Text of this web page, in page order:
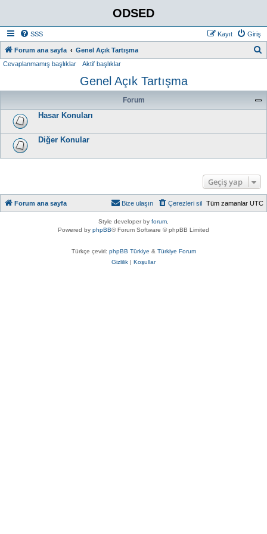
ODSED
SSS Giriş
Kayıt
Forum ana sayfa Genel Açık Tartışma
Cevaplanmamış başlıklar Aktif başlıklar
Genel Açık Tartışma
Forum
Hasar Konuları
Diğer Konular
Geçiş yap
Forum ana sayfa Tüm zamanlar UTC
Çerezleri sil
Bize ulaşın
Style developer by forum
Powered by phpBB® Forum Software © phpBB Limited
Türkçe çeviri: phpBB Türkiye & Türkiye Forum
Gizlilik | Koşullar